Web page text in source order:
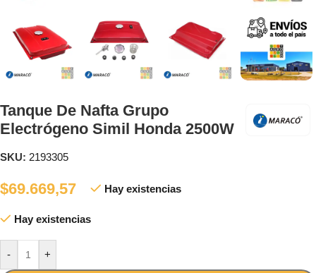
Tanque De Nafta Grupo
Electrógeno Simil Honda 2500W
SKU: 2193305
$69.669,57 Hay existencias
Hay existencias
- +